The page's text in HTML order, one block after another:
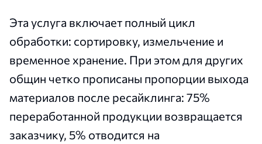
Эта услуга включает полный цикл
обработки: сортировку, измельчение и
временное хранение. При этом для других
общин четко прописаны пропорции выхода
материалов после ресайклинга: 75%
переработанной продукции возвращается
заказчику, 5% отводится на